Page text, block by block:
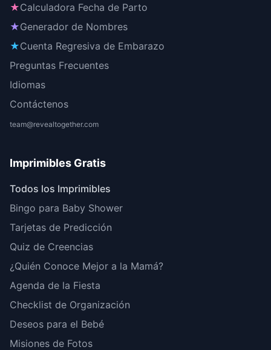
★Calculadora Fecha de Parto
★Generador de Nombres
★Cuenta Regresiva de Embarazo
Preguntas Frecuentes
Idiomas
Contáctenos
team@revealtogether.com
Imprimibles Gratis
Todos los Imprimibles
Bingo para Baby Shower
Tarjetas de Predicción
Quiz de Creencias
¿Quién Conoce Mejor a la Mamá?
Agenda de la Fiesta
Checklist de Organización
Deseos para el Bebé
Misiones de Fotos